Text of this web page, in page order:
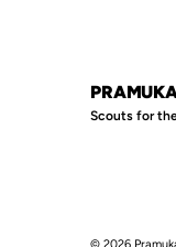
Scouts for
© 2026